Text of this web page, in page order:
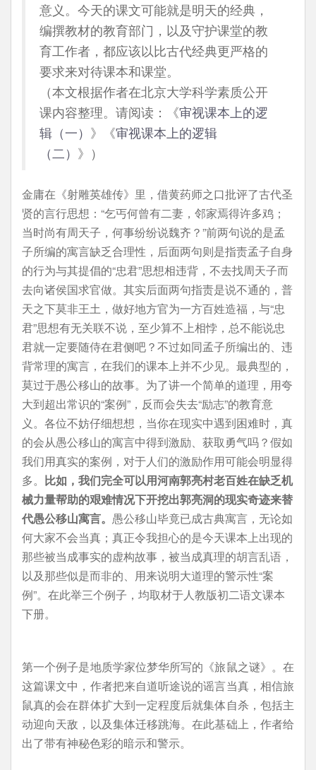
意义。今天的课文可能就是明天的经典，
编撰教材的教育部门，以及守护课堂的教
育工作者，都应该以比古代经典更严格的
要求来对待课本和课堂。
（本文根据作者在北京大学科学素质公开
课内容整理。请阅读：《审视课本上的逻
辑（一） 》《审视课本上的逻辑
（二） 》）
金庸在《射雕英雄传》里，借黄药师之口批评了古代圣
贤的言行思想：“乞丐何曾有二妻，邻家焉得许多鸡；
当时尚有周天子，何事纷纷说魏齐？”前两句说的是孟
子所编的寓言缺乏合理性，后面两句则是指责孟子自身
的行为与其提倡的“忠君”思想相违背，不去找周天子而
去向诸侯国求官做。其实后面两句指责是说不通的，普
天之下莫非王土，做好地方官为一方百姓造福，与“忠
君”思想有无关联不说，至少算不上相悖，总不能说忠
君就一定要随侍在君侧吧？不过如同孟子所编出的、违
背常理的寓言，在我们的课本上并不少见。最典型的，
莫过于愚公移山的故事。为了讲一个简单的道理，用夸
大到超出常识的“案例”，反而会失去“励志”的教育意
义。各位不妨仔细想想，当你在现实中遇到困难时，真
的会从愚公移山的寓言中得到激励、获取勇气吗？假如
我们用真实的案例，对于人们的激励作用可能会明显得
多。 比如，我们完全可以用河南郭亮村老百姓在缺乏机
械力量帮助的艰难情况下开挖出郭亮洞的现实奇迹来替
代愚公移山寓言。 愚公移山毕竟已成古典寓言，无论如
何大家不会当真；真正令我担心的是今天课本上出现的
那些被当成事实的虚构故事，被当成真理的胡言乱语，
以及那些似是而非的、用来说明大道理的警示性“案
例”。在此举三个例子，均取材于人教版初二语文课本
下册。
第一个例子是地质学家位梦华所写的《旅鼠之谜》。在
这篇课文中，作者把来自道听途说的谣言当真，相信旅
鼠真的会在群体扩大到一定程度后就集体自杀，包括主
动迎向天敌，以及集体迁移跳海。在此基础上，作者给
出了带有神秘色彩的暗示和警示。